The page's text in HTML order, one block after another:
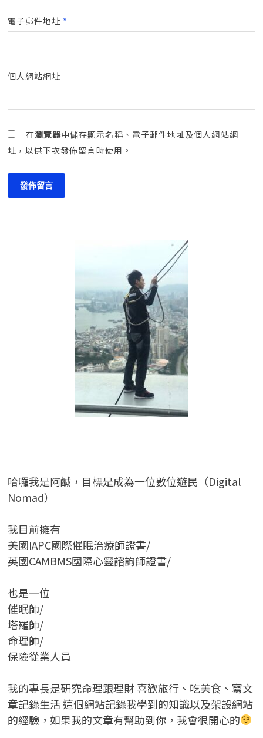
電子郵件地址 *
個人網站網址
在瀏覽器中儲存顯示名稱、電子郵件地址及個人網站網
址，以供下次發佈留言時使用。
哈囉我是阿鹹，目標是成為一位數位遊民（Digital
Nomad）
我目前擁有
美國IAPC國際催眠治療師證書/
英國CAMBMS國際心靈諮詢師證書/
也是一位
催眠師/
塔羅師/
命理師/
保險從業人員
我的專長是研究命理跟理財 喜歡旅行、吃美食、寫文
章記錄生活 這個網站記錄我學到的知識以及架設網站
的經驗，如果我的文章有幫助到你，我會很開心的